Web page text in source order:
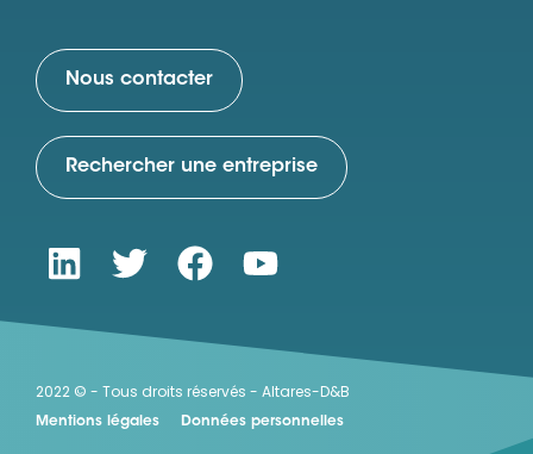
Nous contacter
Rechercher une entreprise
2022 © - Tous droits réservés - Altares-D&B
Mentions légales Données personnelles